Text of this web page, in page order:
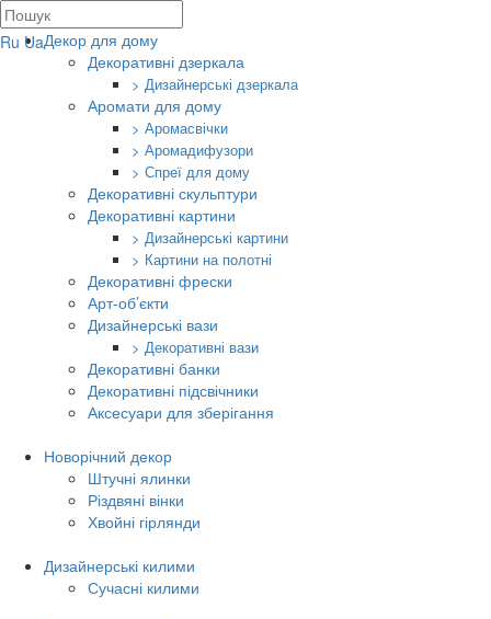
Ru UaДекор для дому
Декоративні дзеркала
> Дизайнерські дзеркала
Аромати для дому
> Аромасвічки
> Аромадифузори
> Спреї для дому
Декоративні скульптури
Декоративні картини
> Дизайнерські картини
> Картини на полотні
Декоративні фрески
Арт-об’єкти
Дизайнерські вази
> Декоративні вази
Декоративні банки
Декоративні підсвічники
Аксесуари для зберігання
Новорічний декор
Штучні ялинки
Різдвяні вінки
Хвойні гірлянди
Дизайнерські килими
Сучасні килими